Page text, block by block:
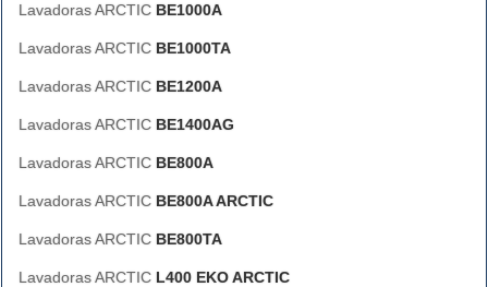
Lavadoras ARCTIC BE1000A
Lavadoras ARCTIC BE1000TA
Lavadoras ARCTIC BE1200A
Lavadoras ARCTIC BE1400AG
Lavadoras ARCTIC BE800A
Lavadoras ARCTIC BE800A ARCTIC
Lavadoras ARCTIC BE800TA
Lavadoras ARCTIC L400 EKO ARCTIC